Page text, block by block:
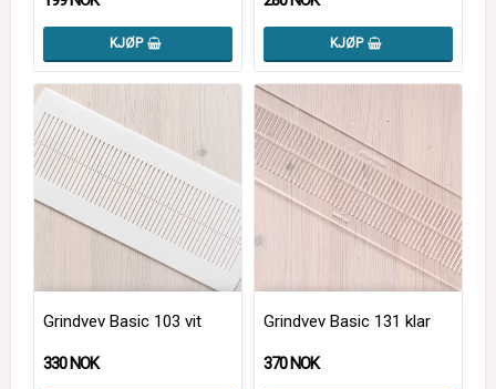
KJØP KJØP
Grindvev Basic 103 vit
330 NOK
Grindvev Basic 131 klar
370 NOK